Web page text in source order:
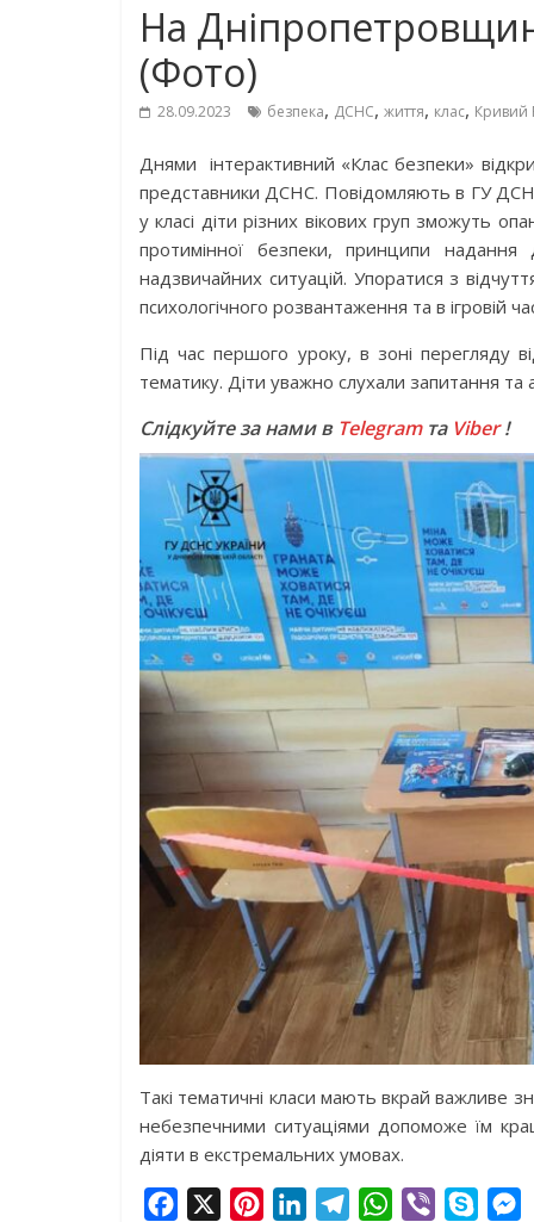
На
(Фото)
28.09.2023 безпека, ДСНС, життя, клас, Кривий
Днями інтерактивний «Клас безпеки»
представники ДСНС. Повідомляють в ГУ ДСНС
у класі діти різних вікових груп зможуть
протимінної безпеки, принципи
надзвичайних ситуацій. Упоратися з
психологічного розвантаження та в ігровій
Під час першого уроку, в зоні перегляду
тематику. Діти уважно слухали запитання та
Слідкуйте за нами в Telegramта Viber!
Такі тематичні класи мають вкрай важливе
небезпечними ситуаціями допоможе їм
діяти в екстремальних умовах.
W